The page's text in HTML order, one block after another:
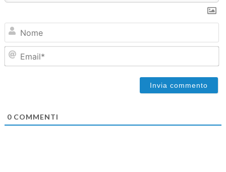
0COMMENTI